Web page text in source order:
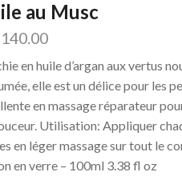
au Musc
140.00
en huile d’argan aux vertus
elle est un délice pour les
en massage réparateur
Utilisation: Appliquer
en léger massage sur tout le
en verre – 100ml 3.38 fl oz